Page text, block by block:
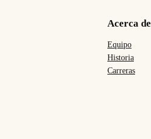
Acerca de
Equipo
Historia
Carreras